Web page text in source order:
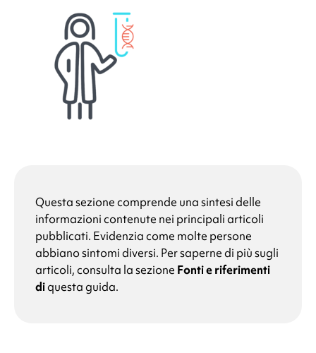
Questa sezione comprende una sintesi delle
informazioni contenute nei principali articoli
pubblicati. Evidenzia come molte persone
abbiano sintomi diversi. Per saperne di più sugli
articoli, consulta la sezione Fonti e riferimenti
diquesta guida.